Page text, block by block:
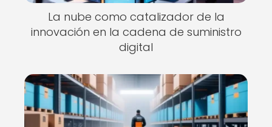
La nube como catalizador de la
innovación en la cadena de suministro
digital